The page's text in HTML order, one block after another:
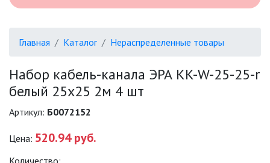
ОФИСНЫЕ ПОДВЕСНЫЕ
Главная Каталог Нераспределенные товары
Набор кабель-канала ЭРА KK-W-25-25-r
белый 25х25 2м 4 шт
Артикул: Б0072152
Цена: 520.94 руб.
Количество: